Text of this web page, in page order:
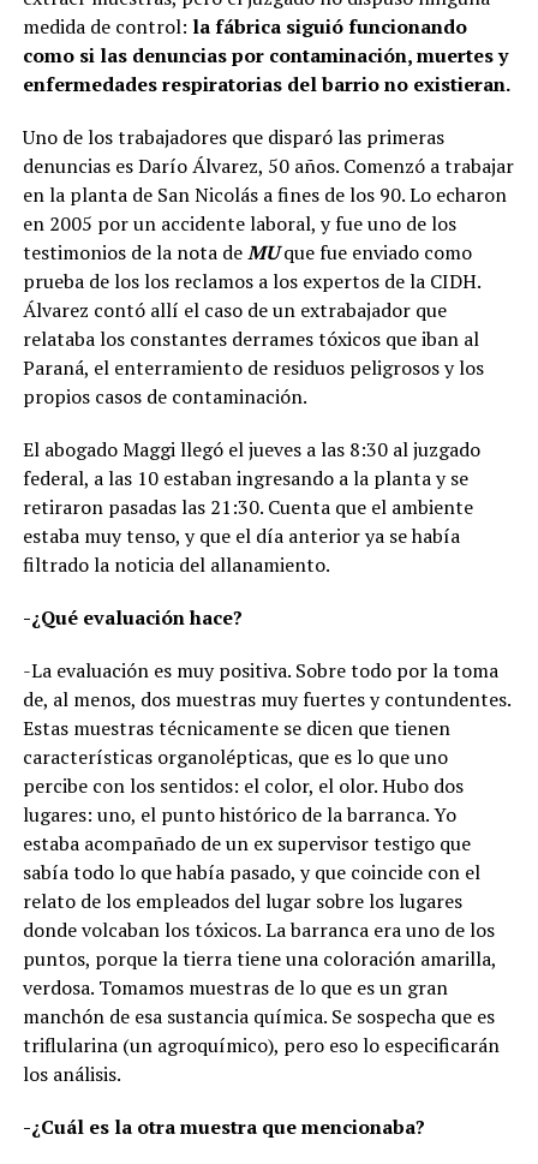
medida de control: la fábrica siguió funcionando
como si las denuncias por contaminación, muertes y
enfermedades respiratorias del barrio no existieran.
Uno de los trabajadores que disparó las primeras
denuncias es Darío Álvarez, 50 años. Comenzó a trabajar
en la planta de San Nicolás a fines de los 90. Lo echaron
en 2005 por un accidente laboral, y fue uno de los
testimonios de la nota deMUque fue enviado como
prueba de los los reclamos a los expertos de la CIDH.
Álvarez contó allí el caso de un extrabajador que
relataba los constantes derrames tóxicos que iban al
Paraná, el enterramiento de residuos peligrosos y los
propios casos de contaminación.
El abogado Maggi llegó el jueves a las 8:30 al juzgado
federal, a las 10 estaban ingresando a la planta y se
retiraron pasadas las 21:30. Cuenta que el ambiente
estaba muy tenso, y que el día anterior ya se había
filtrado la noticia del allanamiento.
-¿Qué evaluación hace?
-La evaluación es muy positiva. Sobre todo por la toma
de, al menos, dos muestras muy fuertes y contundentes.
Estas muestras técnicamente se dicen que tienen
características organolépticas, que es lo que uno
percibe con los sentidos: el color, el olor. Hubo dos
lugares: uno, el punto histórico de la barranca. Yo
estaba acompañado de un ex supervisor testigo que
sabía todo lo que había pasado, y que coincide con el
relato de los empleados del lugar sobre los lugares
donde volcaban los tóxicos. La barranca era uno de los
puntos, porque la tierra tiene una coloración amarilla,
verdosa. Tomamos muestras de lo que es un gran
manchón de esa sustancia química. Se sospecha que es
triflularina (un agroquímico), pero eso lo especificarán
los análisis.
-¿Cuál es la otra muestra que mencionaba?